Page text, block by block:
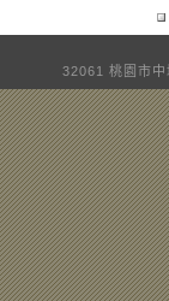
32061 桃園市